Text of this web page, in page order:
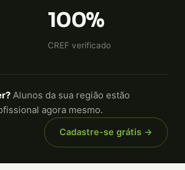
100%
CREF verificado
Alunos da sua região estão
agora mesmo.
Cadastre-se grátis →